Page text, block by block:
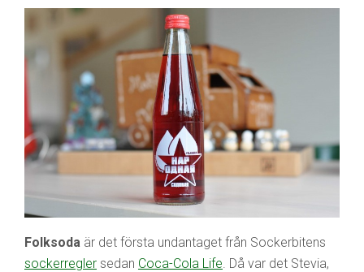
Folksoda är det första undantaget från Sockerbitens
sockerregler sedan Coca-Cola Life . Då var det Stevia,